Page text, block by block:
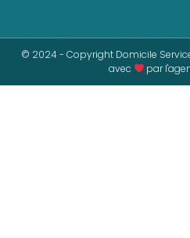
© 2024 - Copyright Domicile
avec
par